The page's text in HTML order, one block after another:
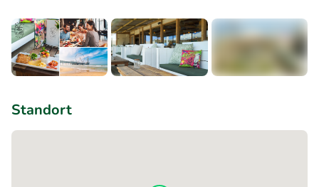
Standort